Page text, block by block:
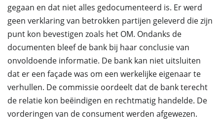
gegaan en dat niet alles gedocumenteerd is. Er werd
geen verklaring van betrokken partijen geleverd die zijn
punt kon bevestigen zoals het OM. Ondanks de
documenten bleef de bank bij haar conclusie van
onvoldoende informatie. De bank kan niet uitsluiten
dat er een façade was om een werkelijke eigenaar te
verhullen. De commissie oordeelt dat de bank terecht
de relatie kon beëindigen en rechtmatig handelde. De
vorderingen van de consument werden afgewezen.